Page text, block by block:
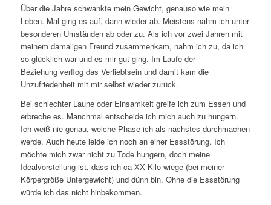
Über die Jahre schwankte mein Gewicht, genauso wie mein
Leben. Mal ging es auf, dann wieder ab. Meistens nahm ich unter
besonderen Umständen ab oder zu. Als ich vor zwei Jahren mit
meinem damaligen Freund zusammenkam, nahm ich zu, da ich
so glücklich war und es mir gut ging. Im Laufe der
Beziehung verflog das Verliebtsein und damit kam die
Unzufriedenheit mit mir selbst wieder zurück.
Bei schlechter Laune oder Einsamkeit greife ich zum Essen und
erbreche es. Manchmal entscheide ich mich auch zu hungern.
Ich weiß nie genau, welche Phase ich als nächstes durchmachen
werde. Auch heute leide ich noch an einer Essstörung. Ich
möchte mich zwar nicht zu Tode hungern, doch meine
Idealvorstellung ist, dass ich ca XX Kilo wiege (bei meiner
Körpergröße Untergewicht) und dünn bin. Ohne die Essstörung
würde ich das nicht hinbekommen.